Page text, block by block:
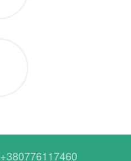
+380776117460